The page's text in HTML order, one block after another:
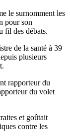
le surnomment les
pour son
fil des débats.
de la santé à 39
plusieurs
rapporteur du
du volet
et goûtait
contre les